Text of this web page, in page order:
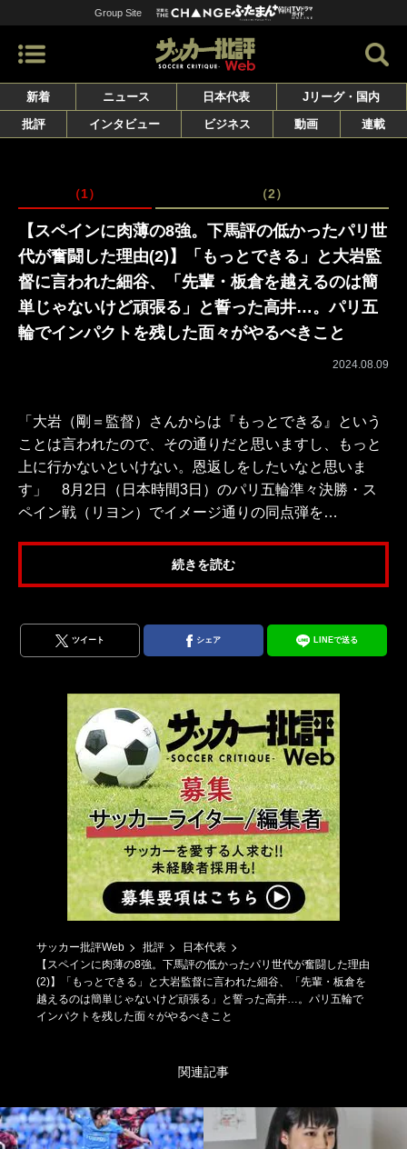
Group Site
新着 ニュース 日本代表
Jリーグ・国内
批評
インタビュー ビジネス 動画 連載
（1） （2）
【スペインに肉薄の8強。下馬評の低かったパリ世
代が奮闘した理由(2)】「もっとできる」と大岩監
督に言われた細谷、「先輩・板倉を越えるのは簡
単じゃないけど頑張る」と誓った高井…。パリ五
輪でインパクトを残した面々がやるべきこと
2024.08.09
「大岩（剛＝監督）さんからは『もっとできる』という
ことは言われたので、その通りだと思いますし、もっと
上に行かないといけない。恩返しをしたいなと思いま
す」 8月2日（日本時間3日）のパリ五輪準々決勝・ス
ペイン戦（リヨン）でイメージ通りの同点弾を…
続きを読む
ツイート シェア LINEで送る
サッカー批評Web 批評
日本代表
【スペインに肉薄の8強。下馬評の低かったパリ世代が奮闘した理由
(2)】「もっとできる」と大岩監督に言われた細谷、「先輩・板倉を
越えるのは簡単じゃないけど頑張る」と誓った高井…。パリ五輪で
インパクトを残した面々がやるべきこと
関連記事